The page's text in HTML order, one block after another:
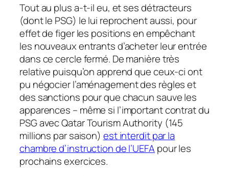
Tout au plus a-t-il eu, et ses détracteurs
(dont le PSG) le lui reprochent aussi, pour
effet de figer les positions en empêchant
les nouveaux entrants d’acheter leur entrée
dans ce cercle fermé. De manière très
relative puisqu’on apprend que ceux-ci ont
pu négocier l’aménagement des règles et
des sanctions pour que chacun sauve les
apparences – même si l’important contrat du
PSG avec Qatar Tourism Authority (145
millions par saison) est interdit par la
chambre d’instruction de l’UEFA pour les
prochains exercices.